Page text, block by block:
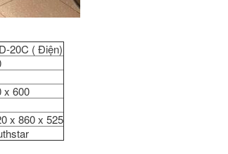
20C ( Điện)
x 600
x 860 x 525